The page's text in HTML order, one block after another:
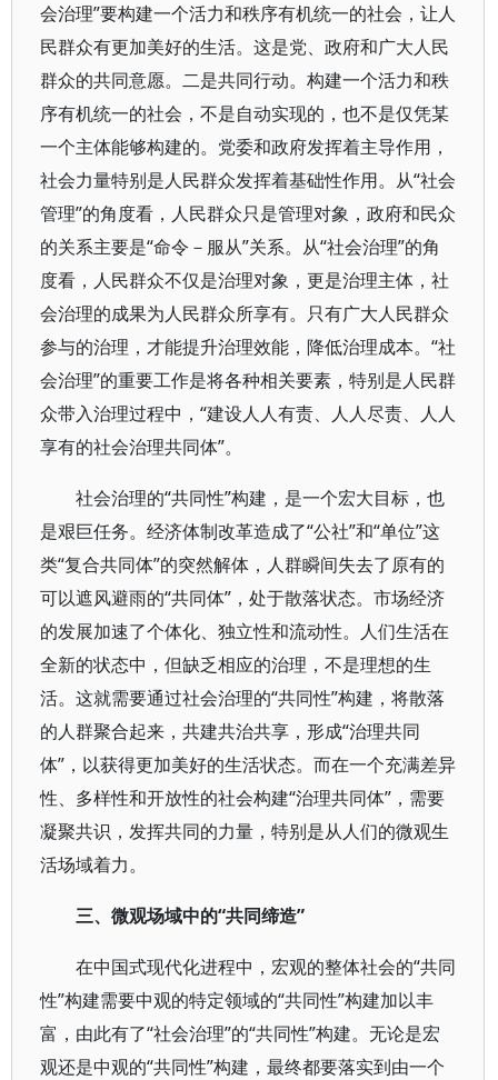
会治理”要构建一个活力和秩序有机统一的社会，让人
民群众有更加美好的生活。这是党、政府和广大人民
群众的共同意愿。二是共同行动。构建一个活力和秩
序有机统一的社会，不是自动实现的，也不是仅凭某
一个主体能够构建的。党委和政府发挥着主导作用，
社会力量特别是人民群众发挥着基础性作用。从“社会
管理”的角度看，人民群众只是管理对象，政府和民众
的关系主要是“命令－服从”关系。从“社会治理”的角
度看，人民群众不仅是治理对象，更是治理主体，社
会治理的成果为人民群众所享有。只有广大人民群众
参与的治理，才能提升治理效能，降低治理成本。“社
会治理”的重要工作是将各种相关要素，特别是人民群
众带入治理过程中，“建设人人有责、人人尽责、人人
享有的社会治理共同体”。
社会治理的“共同性”构建，是一个宏大目标，也
是艰巨任务。经济体制改革造成了“公社”和“单位”这
类“复合共同体”的突然解体，人群瞬间失去了原有的
可以遮风避雨的“共同体”，处于散落状态。市场经济
的发展加速了个体化、独立性和流动性。人们生活在
全新的状态中，但缺乏相应的治理，不是理想的生
活。这就需要通过社会治理的“共同性”构建，将散落
的人群聚合起来，共建共治共享，形成“治理共同
体”，以获得更加美好的生活状态。而在一个充满差异
性、多样性和开放性的社会构建“治理共同体”，需要
凝聚共识，发挥共同的力量，特别是从人们的微观生
活场域着力。
三、微观场域中的“共同缔造”
在中国式现代化进程中，宏观的整体社会的“共同
性”构建需要中观的特定领域的“共同性”构建加以丰
富，由此有了“社会治理”的“共同性”构建。无论是宏
观还是中观的“共同性”构建，最终都要落实到由一个